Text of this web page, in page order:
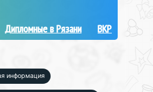
Дипломные в Рязани ВКР
информация